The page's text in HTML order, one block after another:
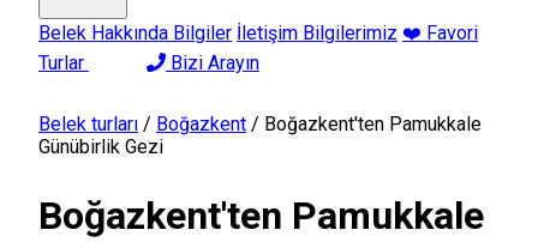
Belek Hakkında Bilgiler İletişim Bilgilerimiz ❤️ Favori
Turlar
Bizi Arayın
Belek turları / Boğazkent / Boğazkent'ten Pamukkale
Günübirlik Gezi
Boğazkent'ten Pamukkale